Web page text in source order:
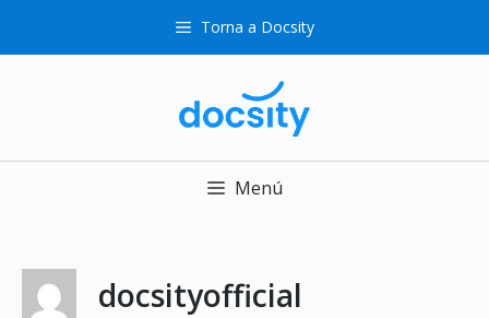
Torna a Docsity
Menú
docsityofficial